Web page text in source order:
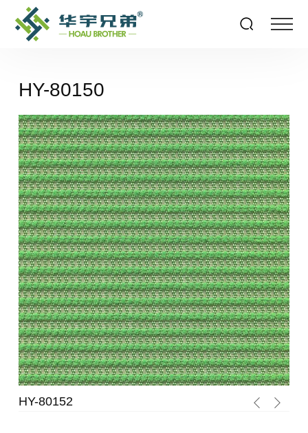
HY-80150
HY-80152